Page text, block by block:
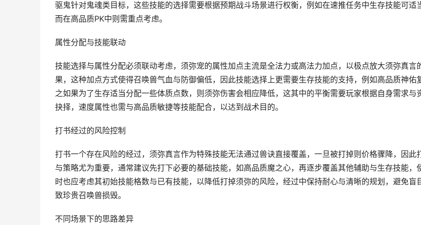
驱鬼针对鬼魂类目标，这些技能的选择需要根据预期战斗场景进行权衡，例如在速推任务中生存技能可适
而在高品质PK中则需重点考虑。
属性分配与技能联动
技能选择与属性分配必须联动考虑，须弥宠的属性加点主流是全法力或高法力加点，以极点放大须弥真言
果，这种加点方式使得召唤兽气血与防御偏低，因此技能选择上更需要生存技能的支持，例如高品质神佑
之如果为了生存适当分配一些体质点数，则须弥伤害会相应降低，这其中的平衡需要玩家根据自身需求与
抉择，速度属性也需与高品质敏捷等技能配合，以达到战术目的。
打书经过的风险控制
打书一个存在风险的经过，须弥真言作为特殊技能无法通过兽诀直接覆盖，一旦被打掉则价格骤降，因此
与策略尤为重要，通常建议先打下必要的基础技能，如高品质魔之心，再逐步覆盖其他辅助与生存技能，
时也应考虑其初始技能格数与已有技能，以降低打掉须弥的风险，经过中保持耐心与清晰的规划，避免盲
致珍贵召唤兽损毁。
不同场景下的思路差异